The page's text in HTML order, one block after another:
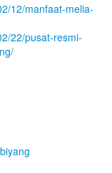
12/manfaat-melia-
22/pusat-resmi-